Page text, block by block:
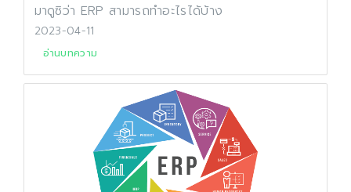
มาดูซิว่า ERP สามารถทำอะไรได้บ้าง
2023-04-11
อ่านบทความ